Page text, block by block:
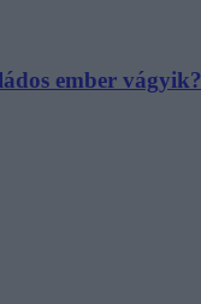
ember vágyik?